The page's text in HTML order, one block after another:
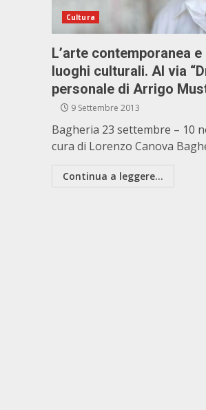
Cultura
L’arte contemporanea
luoghi culturali. Al via
personale di Arrigo
9 Settembre 2013
Bagheria 23 settembre – 10
cura di Lorenzo Canova
Continua a leggere...